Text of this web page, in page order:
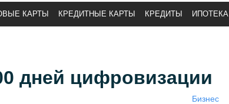
КАРТЫ КРЕДИТНЫЕ КАРТЫ КРЕДИТЫ ИПОТЕКА
дней цифровизации
Бизнес